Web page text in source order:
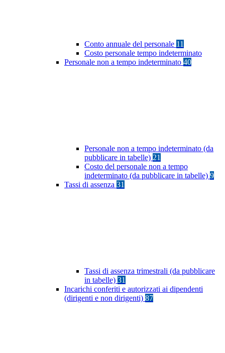
Conto annuale del personale 11
Costo personale tempo indeterminato
Personale non a tempo indeterminato 40
Personale non a tempo indeterminato (da
pubblicare in tabelle) 21
Costo del personale non a tempo
indeterminato (da pubblicare in tabelle) 9
Tassi di assenza 31
Tassi di assenza trimestrali (da pubblicare
in tabelle) 31
Incarichi conferiti e autorizzati ai dipendenti
(dirigenti e non dirigenti) 87